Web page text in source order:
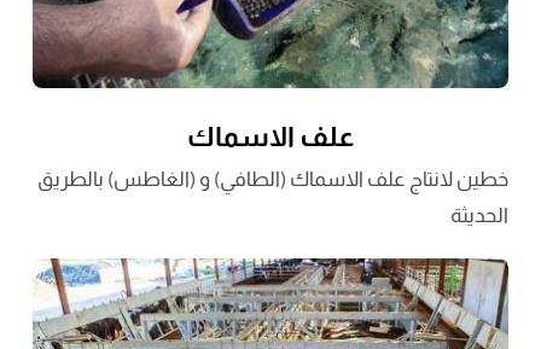
علف الاسماك
خطين لانتاج علف الاسماك (الطافي) و (الغاطس) بالطريق
الحديثة